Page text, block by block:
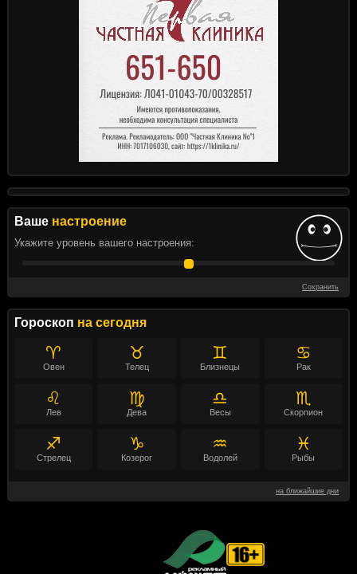
Ваше настроение
Укажите уровень вашего настроения:
Сохранить
Гороскоп на сегодня
♈
Овен
♉
Телец
♊
Близнецы
♋
Рак
♌
Лев
♍
Дева
♎
Весы
♏
Скорпион
♐
Стрелец
♑
Козерог
♒
Водолей
♓
Рыбы
на ближайшие дни